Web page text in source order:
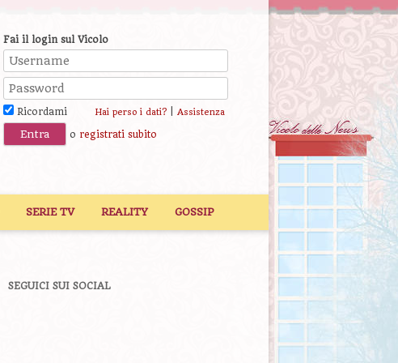
Fai il login sul Vicolo
Ricordami Hai perso i dati?| Assistenza
o registrati subito
SERIE TV REALITY GOSSIP
SEGUICI SUI SOCIAL